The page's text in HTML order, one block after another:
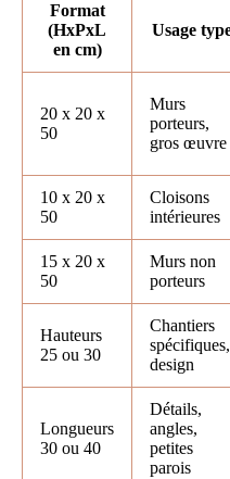
Format
(HxPxL
en cm)
Usage
20 x 20 x
50
Murs
porteurs,
gros œuvre
10 x 20 x
50
Cloisons
intérieures
15 x 20 x
50
Murs non
porteurs
Hauteurs
25 ou 30
Chantiers
spécifiques,
design
Longueurs
30 ou 40
Détails,
angles,
petites
parois